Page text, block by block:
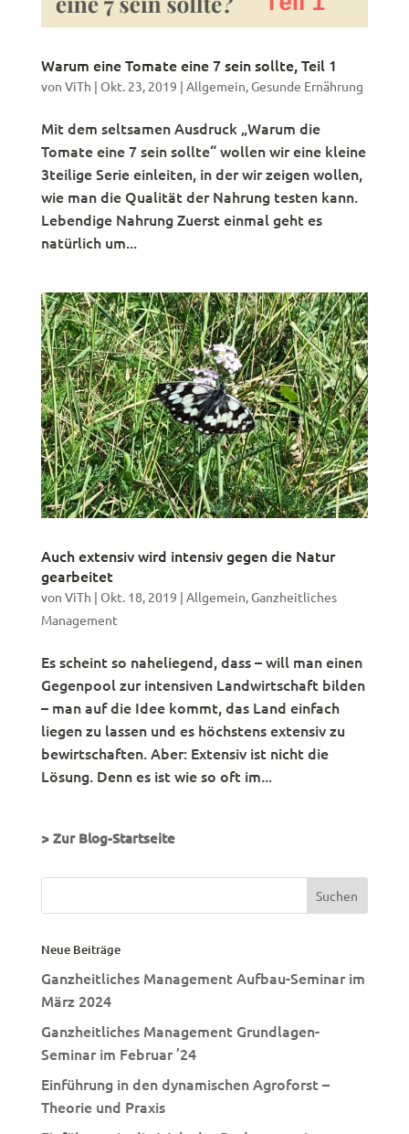
Warum eine Tomate eine 7 sein sollte, Teil 1
von ViTh | Okt. 23, 2019 | Allgemein,Gesunde Ernährung
Mit dem seltsamen Ausdruck „Warum die
Tomate eine 7 sein sollte“ wollen wir eine kleine
3teilige Serie einleiten, in der wir zeigen wollen,
wie man die Qualität der Nahrung testen kann.
Lebendige Nahrung Zuerst einmal geht es
natürlich um...
Auch extensiv wird intensiv gegen die Natur
gearbeitet
von ViTh | Okt. 18, 2019 | Allgemein,Ganzheitliches
Management
Es scheint so naheliegend, dass – will man einen
Gegenpool zur intensiven Landwirtschaft bilden
– man auf die Idee kommt, das Land einfach
liegen zu lassen und es höchstens extensiv zu
bewirtschaften. Aber: Extensiv ist nicht die
Lösung. Denn es ist wie so oft im...
> Zur Blog-Startseite
Neue Beiträge
Ganzheitliches Management Aufbau-Seminar im
März 2024
Ganzheitliches Management Grundlagen-
Seminar im Februar ’24
Einführung in den dynamischen Agroforst –
Theorie und Praxis